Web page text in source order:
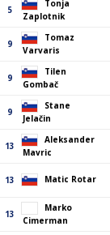
5
Tonja
Zaplotnik
9
Tomaz
Varvaris
9
Tilen
Gombač
9
Stane
Jelačin
13
Aleksander
Mavric
13 Matic Rotar
13
Marko
Cimerman